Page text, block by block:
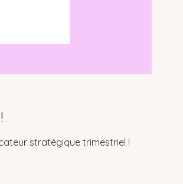
stratégique trimestriel !